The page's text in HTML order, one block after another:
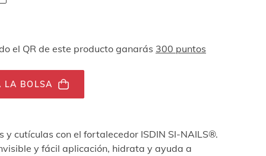
el QR de este producto ganarás 300 puntos
LA BOLSA
y cutículas con el fortalecedor ISDIN SI-NAILS®.
y fácil aplicación, hidrata y ayuda a